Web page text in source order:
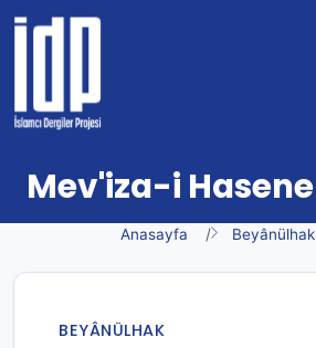
Mev'iza-i Hasene
Anasayfa Beyânülhak
BEYÂNÜLHAK